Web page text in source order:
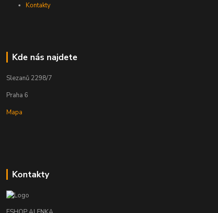
Kontakty
Kde nás najdete
Slezanů 2298/7
Praha 6
Mapa
Kontakty